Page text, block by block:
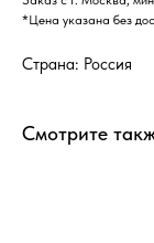
*Цена указана без
Страна: Россия
Смотрите